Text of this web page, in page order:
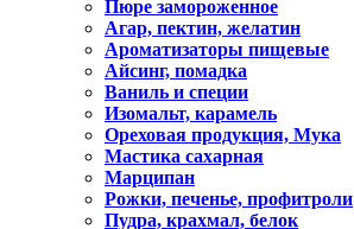
Пюре замороженное
Агар, пектин, желатин
Ароматизаторы пищевые
Айсинг, помадка
Ваниль и специи
Изомальт, карамель
Ореховая продукция, Мука
Мастика сахарная
Марципан
Рожки, печенье, профитроли
Пудра, крахмал, белок